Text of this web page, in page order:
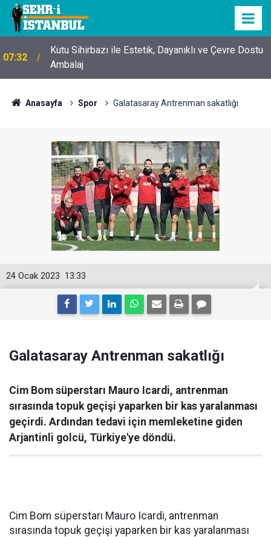
07:32
Kutu Sihirbazı ile Estetik, Dayanıklı ve Çevre Dostu
Ambalaj
Anasayfa Spor Galatasaray Antrenman sakatlığı
13:33
24 Ocak 2023
Galatasaray Antrenman sakatlığı
Cim Bom süperstarı Mauro Icardi, antrenman
sırasında topuk geçişi yaparken bir kas yaralanması
geçirdi. Ardından tedavi için memleketine giden
Arjantinli golcü, Türkiye'ye döndü.
Cim Bom süperstarı Mauro Icardi, antrenman
sırasında topuk geçişi yaparken bir kas yaralanması